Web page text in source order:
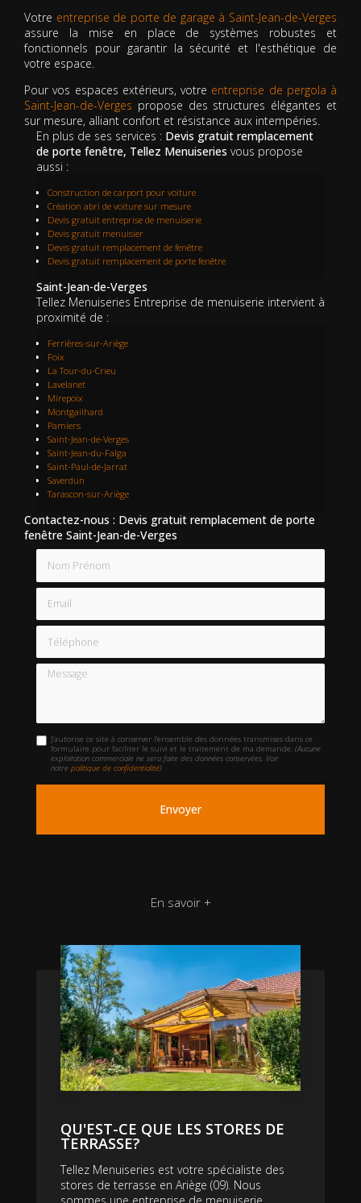
Votre entreprise de porte de garage à Saint-Jean-de-Verges
assure la mise en place de systèmes robustes et
fonctionnels pour garantir la sécurité et l'esthétique de
votre espace.
Pour vos espaces extérieurs, votre entreprise de pergola à
Saint-Jean-de-Verges propose des structures élégantes et
sur mesure, alliant confort et résistance aux intempéries.
En plus de ses services : Devis gratuit remplacement
de porte fenêtre, Tellez Menuiseries vous propose
aussi :
Construction de carport pour voiture
Création abri de voiture sur mesure
Devis gratuit entreprise de menuiserie
Devis gratuit menuisier
Devis gratuit remplacement de fenêtre
Devis gratuit remplacement de porte fenêtre
Saint-Jean-de-Verges
Tellez Menuiseries Entreprise de menuiserie intervient à
proximité de :
Ferrières-sur-Ariège
Foix
La Tour-du-Crieu
Lavelanet
Mirepoix
Montgailhard
Pamiers
Saint-Jean-de-Verges
Saint-Jean-du-Falga
Saint-Paul-de-Jarrat
Saverdun
Tarascon-sur-Ariège
Contactez-nous : Devis gratuit remplacement de porte
fenêtre Saint-Jean-de-Verges
Email
Téléphone
Message
J'autorise ce site à conserver l'ensemble des données transmises dans ce
formulaire pour faciliter le suivi et le traitement de ma demande.(Aucune
exploitation commerciale ne sera faite des données conservées. Voir
notrepolitique de confidentialité)
En savoir +
QU'EST-CE QUE LES STORES DE
TERRASSE?
Tellez Menuiseries est votre spécialiste des
stores de terrasse en Ariège (09). Nous